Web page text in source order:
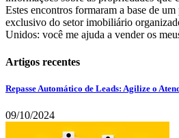
Estes encontros formaram a base de
exclusivo do setor imobiliário
Unidos: você me ajuda a vender os
Artigos recentes
Repasse Automático de Leads: Agilize o
09/10/2024